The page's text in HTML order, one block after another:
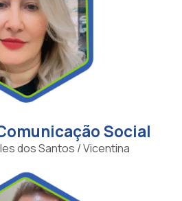
Social
dos Santos / Vicentina